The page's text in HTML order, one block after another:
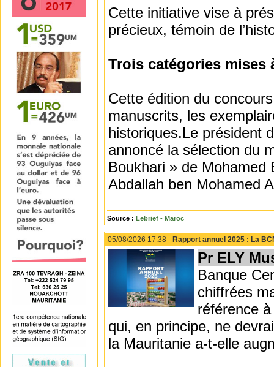
Cette initiative vise à
précieux, témoin de
Trois catégories mises
Cette édition du
manuscrits, les
historiques.Le président
annoncé la sélection du
Boukhari » de Mohamed
Abdallah ben Mohamed
Source : Lebrief - Maroc
05/08/2026 17:38 - Rapport annuel 2025 : La
Pr ELY
Banque
chiffrées
référence
qui, en principe, ne
la Mauritanie a-t-elle